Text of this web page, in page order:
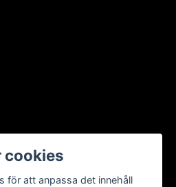
cookies
för att anpassa det innehåll